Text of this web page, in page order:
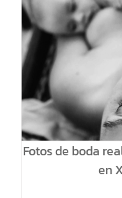
Fotos de boda
en